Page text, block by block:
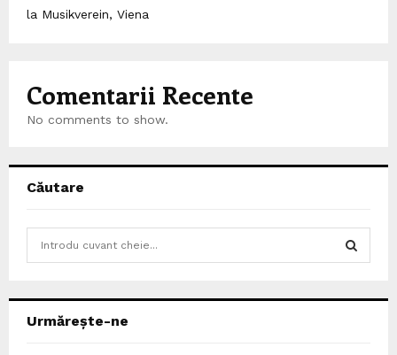
la Musikverein, Viena
Comentarii Recente
No comments to show.
Căutare
h
Urmărește-ne